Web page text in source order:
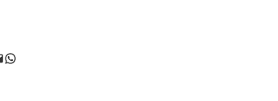
WhatsApp